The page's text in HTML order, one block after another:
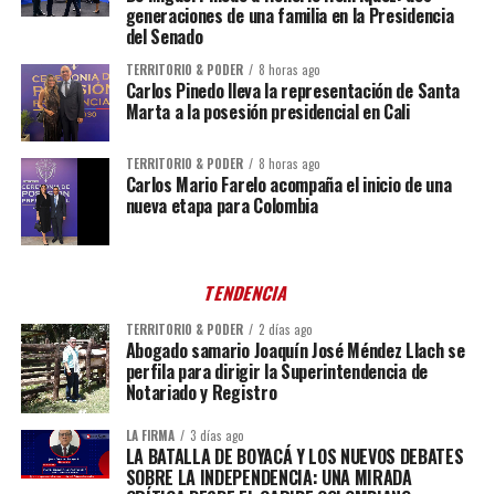
generaciones de una familia en la Presidencia
del Senado
TERRITORIO & PODER 8 horas ago
Carlos Pinedo lleva la representación de Santa
Marta a la posesión presidencial en Cali
TERRITORIO & PODER 8 horas ago
Carlos Mario Farelo acompaña el inicio de una
nueva etapa para Colombia
TENDENCIA
TERRITORIO & PODER 2 días ago
Abogado samario Joaquín José Méndez Llach se
perfila para dirigir la Superintendencia de
Notariado y Registro
LA FIRMA 3 días ago
LA BATALLA DE BOYACÁ Y LOS NUEVOS DEBATES
SOBRE LA INDEPENDENCIA: UNA MIRADA